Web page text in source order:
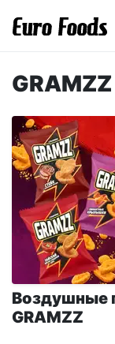
Перейти к
GRAMZZ
Воздушные
GRAMZZ